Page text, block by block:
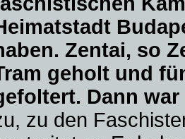
Zentai, so
geholt und
Dann
zu den